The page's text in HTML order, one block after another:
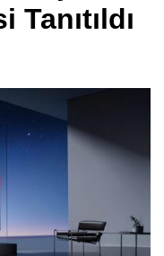
Tanıtıldı